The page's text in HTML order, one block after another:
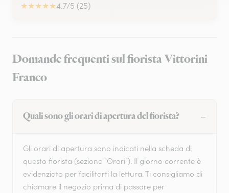
★★★★★4.7/5 (25)
Domande frequenti sul fiorista Vittorini
Franco
Quali sono gli orari di apertura del fiorista?
Gli orari di apertura sono indicati nella scheda di
questo fiorista (sezione "Orari"). Il giorno corrente è
evidenziato per facilitarti la lettura. Ti consigliamo di
chiamare il negozio prima di passare per